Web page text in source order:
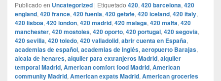
Publicado en Uncategorized | Etiquetado 420, 420 barcelona, 420
england, 420 france, 420 fuenla, 420 getafe, 420 iceland, 420 italy,
420 lisboa, 420 london, 420 madrid, 420 malaga, 420 malta, 420
manchester, 420 mostoles, 420 oporto, 420 portugal, 420 segovia,
420 sevilla, 420 toledo, 420 valladolid, abrir cuenta en España,
academias de español, academias de inglés, aeropuerto Barajas,
alcala de henares, alquiler para extranjeros Madrid, alquiler
temporal Madrid, American comfort food Madrid, American
community Madrid, American expats Madrid, American groceries